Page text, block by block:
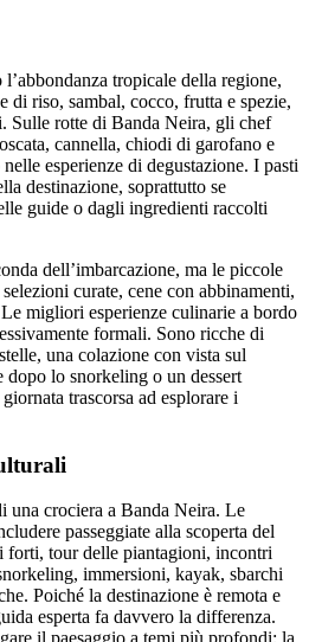
tropicale della regione,
di riso, sambal, cocco, frutta e spezie,
Sulle rotte di Banda Neira, gli chef
cannella, chiodi di garofano e
esperienze di degustazione. I pasti
destinazione, soprattutto se
guide o dagli ingredienti raccolti
dell’imbarcazione, ma le piccole
curate, cene con abbinamenti,
migliori esperienze culinarie a bordo
formali. Sono ricche di
una colazione con vista sul
lo snorkeling o un dessert
trascorsa ad esplorare i
una crociera a Banda Neira. Le
passeggiate alla scoperta del
forti, tour delle piantagioni, incontri
immersioni, kayak, sbarchi
Poiché la destinazione è remota e
esperta fa davvero la differenza.